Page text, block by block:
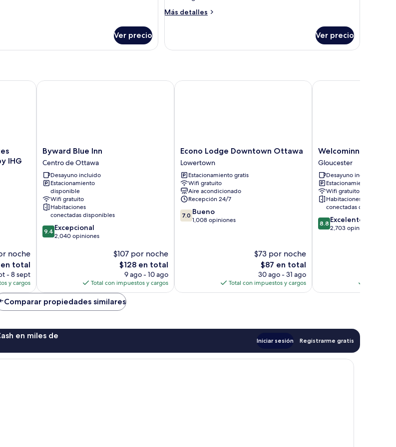
Ver precio
Más detalles
Más
compartido
Ver precio
IHG
noche
en total
- 8 sept
y cargos
Ottawa East by IHG
Byward
Blue
Inn
Centro
de
Ottawa
Byward Blue Inn
Centro de Ottawa
Desayuno incluido
Estacionamiento
disponible
Wifi gratuito
Habitaciones
conectadas disponibles
9.4
de
9.4 Excepcional
2,040 opiniones
$107 por noche
El
precio
actual
es
de
$128
$128 en total
9 ago - 10 ago
Total con impuestos y cargos
Byward Blue Inn
Econo
Lodge
Downtown
Ottawa
Lowertown
Econo Lodge Downtown Ottawa
Lowertown
Estacionamiento gratis
Wifi gratuito
Aire acondicionado
Recepción 24/7
7.0
de
7.0 Bueno
1,008 opiniones
$73 por noche
El
precio
actual
es
$87 en total
30 ago - 31 ago
Total con impuestos y cargos
Econo Lodge Downtown Ottawa
Welcominns
Hotel
Ottawa
Gloucester
Welcominns Hotel
Gloucester
Desayuno incluido
Estacionamiento gratis
Wifi gratuito
Habitaciones
conectadas disponibles
8.8
de
8.8 Excelente
2,703 opiniones
Welcominns Hotel
Comparar propiedades similares
en miles de
Iniciar sesión Registrarme gratis